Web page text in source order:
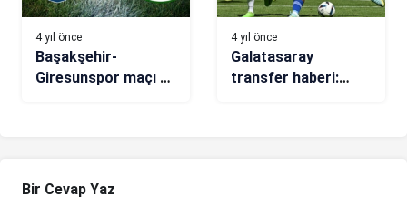
4 yıl önce
Başakşehir-
Giresunspor maçı ne
4 yıl önce
Galatasaray
transfer haberi:
Bir Cevap Yaz